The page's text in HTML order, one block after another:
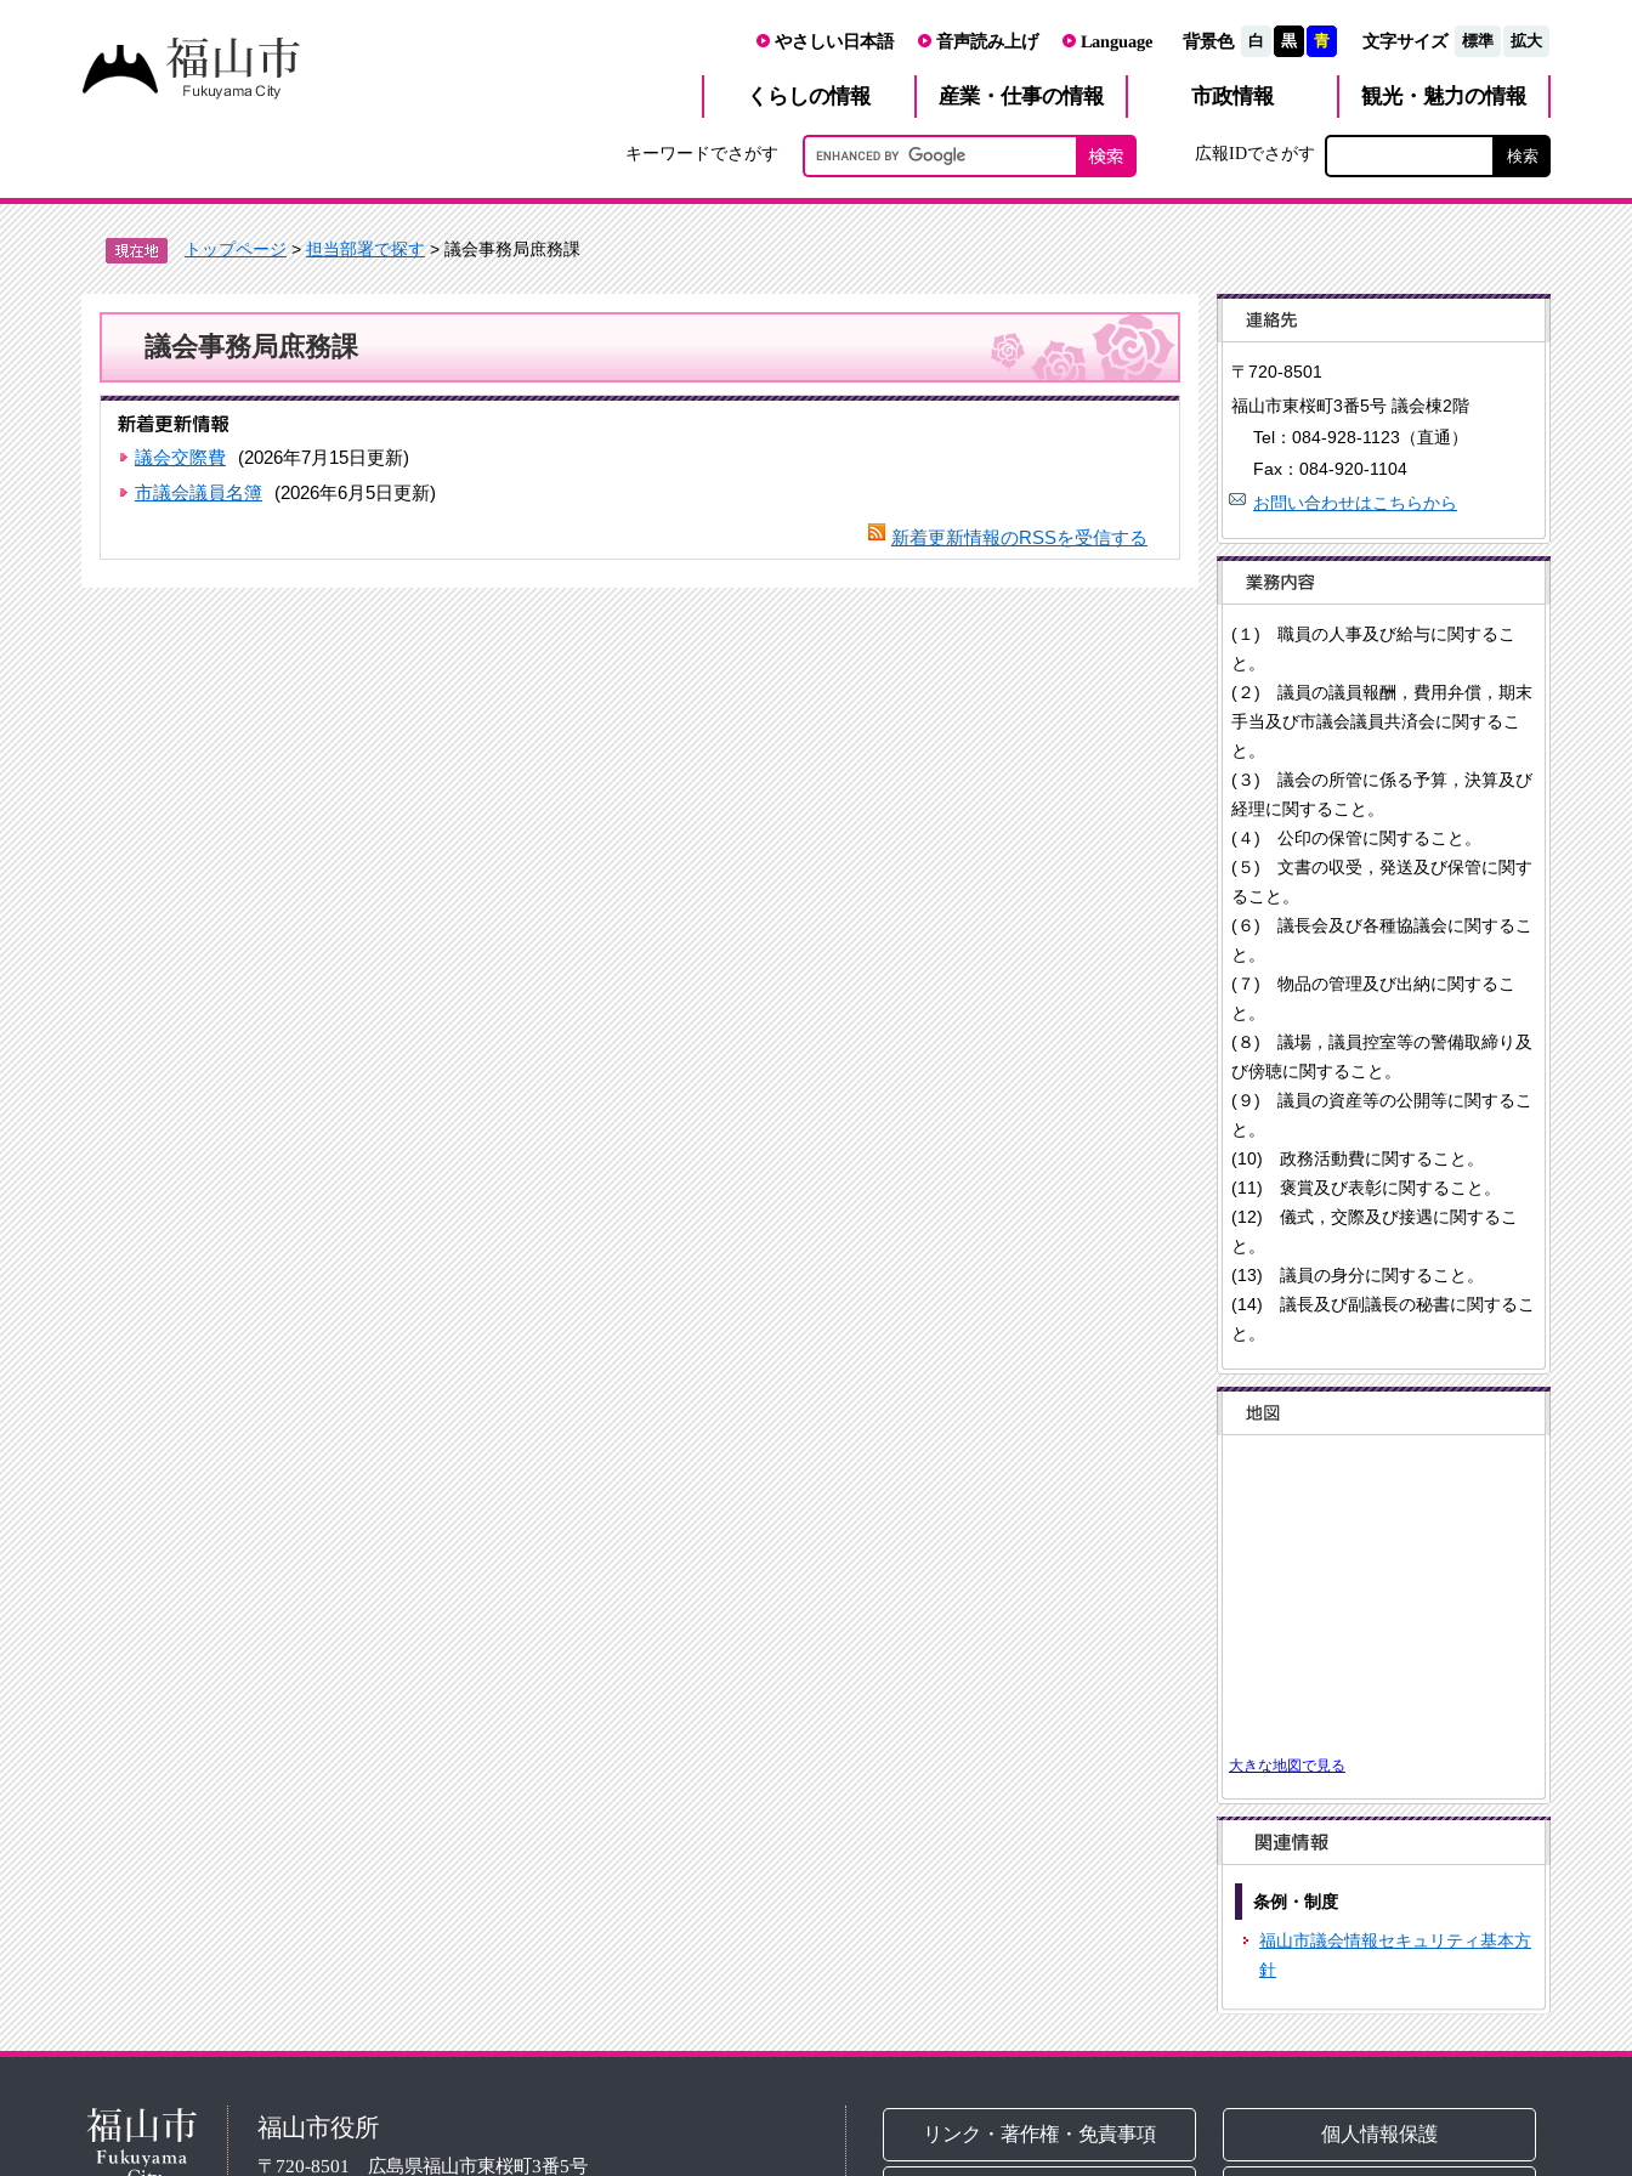
やさしい日本語 音声読み上げ Language 背景色 白 黒 青 文字サイズ 標準 拡大
くらしの情報 産業・仕事の情報 市政情報 観光・魅力の情報
キーワードでさがす 広報IDでさがす
トップページ>担当部署で探す> 議会事務局庶務課
議会事務局庶務課
議会交際費
(2026年7月15日更新)
市議会議員名簿
(2026年6月5日更新)
新着更新情報のRSSを受信する
〒720-8501
福山市東桜町3番5号 議会棟2階
Tel：084-928-1123（直通）
Fax：084-920-1104
お問い合わせはこちらから
(１) 職員の人事及び給与に関するこ
と。
(２) 議員の議員報酬，費用弁償，期末
手当及び市議会議員共済会に関するこ
と。
(３) 議会の所管に係る予算，決算及び
経理に関すること。
(４) 公印の保管に関すること。
(５) 文書の収受，発送及び保管に関す
ること。
(６) 議長会及び各種協議会に関するこ
と。
(７) 物品の管理及び出納に関するこ
と。
(８) 議場，議員控室等の警備取締り及
び傍聴に関すること。
(９) 議員の資産等の公開等に関するこ
と。
(10) 政務活動費に関すること。
(11) 褒賞及び表彰に関すること。
(12) 儀式，交際及び接遇に関するこ
と。
(13) 議員の身分に関すること。
(14) 議長及び副議長の秘書に関するこ
と。
大きな地図で見る
条例・制度
福山市議会情報セキュリティ基本方
針
福山市役所
〒720-8501 広島県福山市東桜町3番5号
リンク・著作権・免責事項 個人情報保護